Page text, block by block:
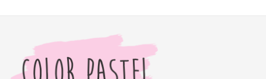
múltiples
Las
opciones